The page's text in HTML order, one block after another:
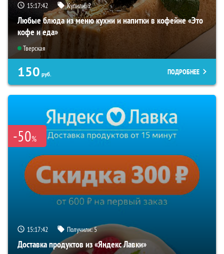
15:17:41 Купили:2
Любые блюда из меню кухни и напитки в кофейне «Это
кофе и еда»
Тверская
150 руб. ПОДРОБНЕЕ
-50%
15:17:41 Получили:5
Доставка продуктов из «Яндекс Лавки»